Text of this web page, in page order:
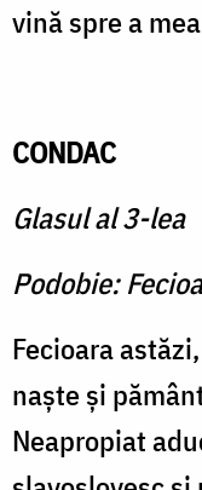
vină spre a
CONDAC
Glasul al 3-lea
Podobie:
Fecioara
naşte şi
Neapropiat